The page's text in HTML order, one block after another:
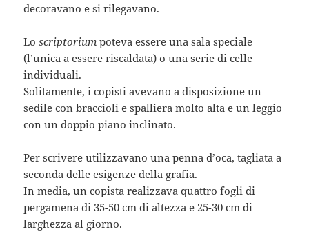
decoravano e si rilegavano.
Loscriptorium poteva essere una sala speciale
(l’unica a essere riscaldata) o una serie di celle
individuali.
Solitamente, i copisti avevano a disposizione un
sedile con braccioli e spalliera molto alta e un leggio
con un doppio piano inclinato.
Per scrivere utilizzavano una penna d’oca, tagliata a
seconda delle esigenze della grafia.
In media, un copista realizzava quattro fogli di
pergamena di 35-50 cm di altezza e 25-30 cm di
larghezza al giorno.